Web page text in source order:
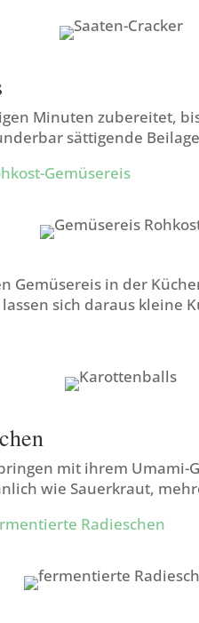
Minuten zubereitet,
sättigende
Gemüsereis
Gemüsereis in der
sich daraus kleine
mit ihrem Umami-
wie Sauerkraut,
Radieschen